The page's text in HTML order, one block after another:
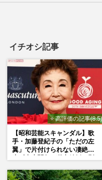
イチオシ記事
⭐ 高評価の記事(8.5)
【昭和芸能スキャンダル】歌
手・加藤登紀子の「ただの左
翼」で片付けられない凄絶半